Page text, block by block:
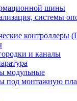
шины
системы
контроллеры
и каналы
модульные
под монтажную